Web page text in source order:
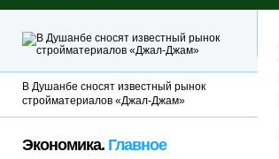
В Душанбе сносят известный рынок
стройматериалов «Джал-Джам»
Экономика. Главное